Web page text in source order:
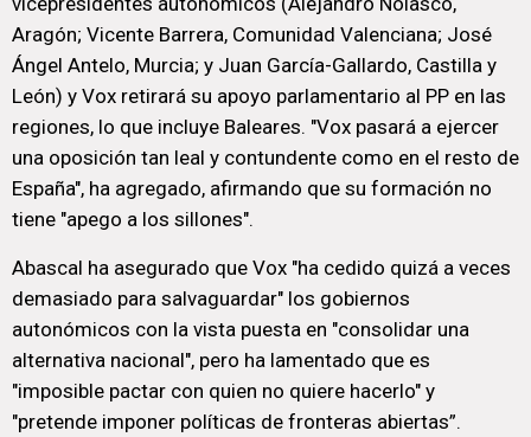
Aragón; Vicente Barrera, Comunidad Valenciana; José
Ángel Antelo, Murcia; y Juan García-Gallardo, Castilla y
León) y Vox retirará su apoyo parlamentario al PP en las
regiones, lo que incluye Baleares. "Vox pasará a ejercer
una oposición tan leal y contundente como en el resto de
España", ha agregado, afirmando que su formación no
tiene "apego a los sillones".
Abascal ha asegurado que Vox "ha cedido quizá a veces
demasiado para salvaguardar" los gobiernos
autonómicos con la vista puesta en "consolidar una
alternativa nacional", pero ha lamentado que es
"imposible pactar con quien no quiere hacerlo" y
"pretende imponer políticas de fronteras abiertas”.